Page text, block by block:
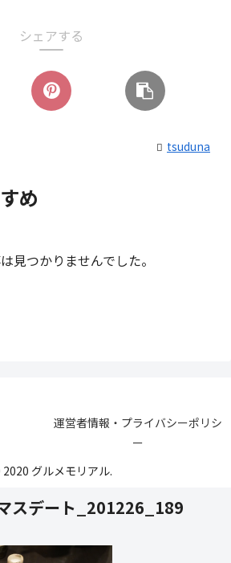
シェアする
tsuduna
め
見つかりませんでした。
運営者情報・プライバシーポリシ
ー
グルメモリアル.
スデート_201226_189